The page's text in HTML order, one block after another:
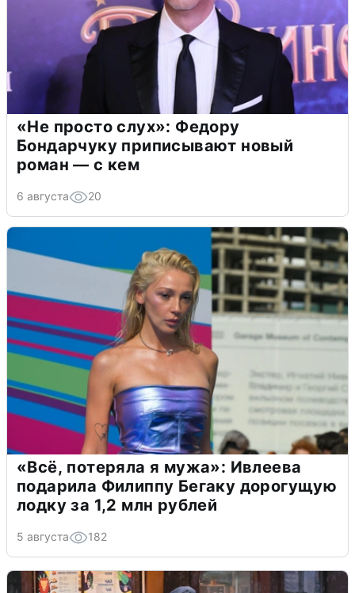
«Не просто слух»: Федору
Бондарчуку приписывают новый
роман — с кем
6 августа 20
«Всё, потеряла я мужа»: Ивлеева
подарила Филиппу Бегаку дорогущую
лодку за 1,2 млн рублей
5 августа 182